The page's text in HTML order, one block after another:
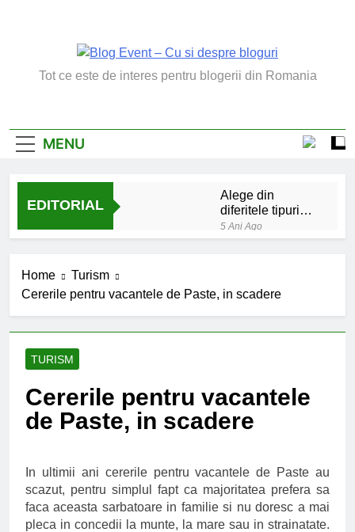
Blog Event – Cu Si
Tot ce este de interes pentru blogerii din Romania
MENU
EDITORIAL
Alege din
diferitele tipuri
de bratara de
argint
5 Ani Ago
invatate de la copilul
meu
Donald Trump
6 Ani Ago
Earthing sau
beneficiile contactului
Este posibil sa ne
iertam?
6 Ani Ago
Home
Turism
Cererile pentru vacantele de Paste, in scadere
TURISM
Cererile pentru vacantele
de Paste, in scadere
In ultimii ani cererile pentru vacantele de Paste au
scazut, pentru simplul fapt ca majoritatea prefera sa
faca aceasta sarbatoare in familie si nu doresc a mai
pleca in concedii la munte, la mare sau in strainatate.